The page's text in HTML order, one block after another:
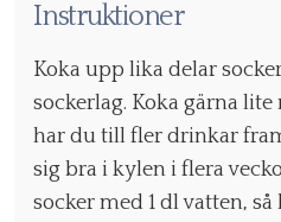
Instruktioner
Koka upp lika delar
sockerlag. Koka gärna
har du till fler drinkar
sig bra i kylen i flera
socker med 1 dl vatten,